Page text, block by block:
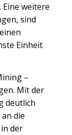
weitere
sind
Einheit
–
Mit der
deutlich
die
der